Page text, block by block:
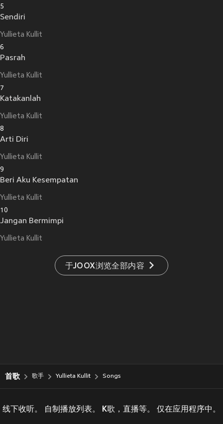
5
Sendiri
Yullieta Kullit
6
Pasrah
Yullieta Kullit
7
Katakanlah
Yullieta Kullit
8
Arti Diri
Yullieta Kullit
9
Beri Aku Kesempatan
Yullieta Kullit
10
Jangan Bermimpi
Yullieta Kullit
于JOOX浏览全部内容
首歌 歌手 Yullieta Kullit Songs
线下收听。 自制播放列表。 K歌，直播等。 仅在应用程序中。